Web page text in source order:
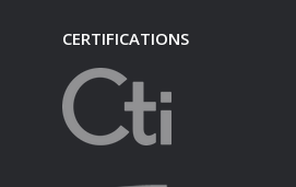
CERTIFICATIONS